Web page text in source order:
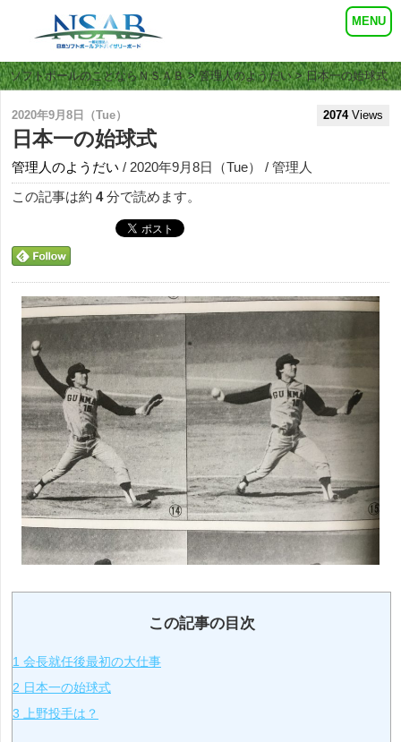
ソフトボールのことならＮＳＡＢ>管理人のようだい> 日本一の始球式
2020年9月8日（Tue） 2074Views
日本一の始球式
管理人のようだい / 2020年9月8日（Tue） / 管理人
この記事は約 4分で読めます。
この記事の目次
1 会長就任後最初の大仕事
2 日本一の始球式
3 上野投手は？